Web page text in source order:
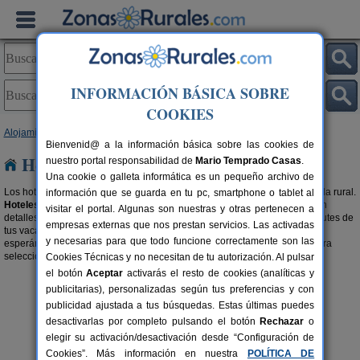
Alojamientos
Hoteles Rurales en Córdoba
Los hoteles rurales son una forma, a lo grande, de disfrutar de tu escapada rural.
Hoteles rurales con encanto en Córdobacargados de personalidad, con
detalles que los hacen únicos y con acogedoras estancias para que disfrutes de
tus vacaciones como te mereces. Tenemos todos estos hoteles rurales
esperándote. Te encantarán. También te recomendamos buscar en nuestra
selección deApartamentos Rurales en Córdoba.
INFORMACIÓN BÁSICA SOBRE
COOKIES
Bienvenid@ a la información básica sobre las cookies de
nuestro portal responsabilidad de Mario Temprado Casas.
Una cookie o galleta informática es un pequeño archivo de
información que se guarda en tu pc, smartphone o tablet al
visitar el portal. Algunas son nuestras y otras pertenecen a
empresas externas que nos prestan servicios. Las activadas
y necesarias para que todo funcione correctamente son las
Cookies Técnicas y no necesitan de tu autorización. Al pulsar
el botónAceptar activarás el resto de cookies (analíticas y
publicitarias), personalizadas según tus preferencias y con
publicidad ajustada a tus búsquedas. Estas últimas puedes
desactivarlas por completo pulsando el botón Rechazar o
elegir su activación/desactivación desde “Configuración de
Cookies”. Más información en nuestra
POLÍTICA DE